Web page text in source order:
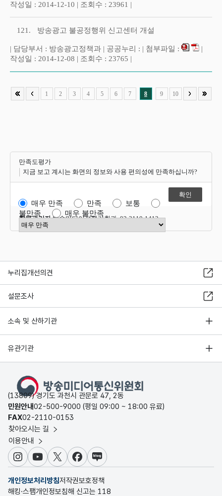
작성일 : 2014-12-10 | 조회수 : 23961 |
121. 방송광고 불공정행위 신고센터 개설
| 담당부서 : 방송광고정책과 | 공공누리 : | 첨부파일 :
|
작성일 : 2014-12-08 | 조회수 : 23765 |
1 2 3 4 5 6 7 8 9 10
만족도평가
지금 보고 계시는 화면의 정보와 사용 편의성에 만족하십니까?
매우 만족 만족
보통
불만족
매우 불만족
만족도 점수 선택
항목관리자방송미디어정책기획과 02-2110-1412
누리집개선의견
설문조사
소속 및 산하기관
유관기관
(13809) 경기도 과천시 관문로 47, 2동
민원안내02-500-9000 (평일 09:00 ~ 18:00 유료)
FAX02-2110-0153
찾아오시는 길
이용안내
인스타그램
유튜브X 페이스북
블로그
개인정보처리방침저작권보호정책
해킹·스팸개인정보침해 신고는 118